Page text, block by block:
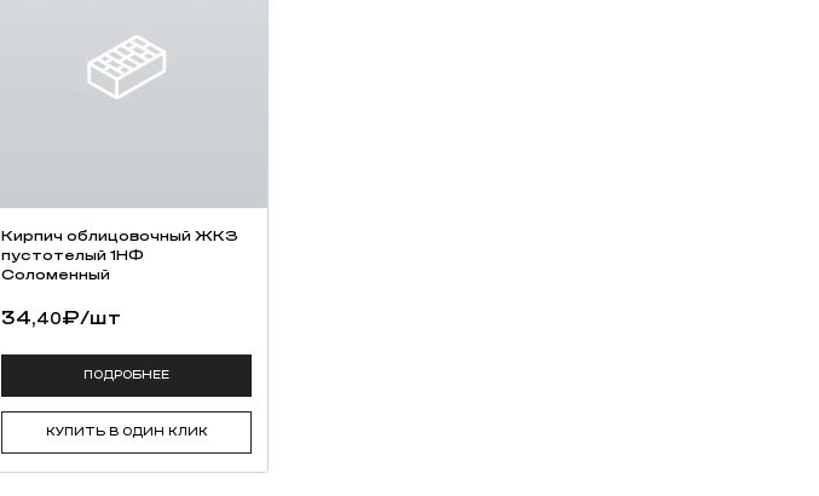
Кирпич облицовочный ЖКЗ
пустотелый 1НФ
Соломенный
34,40₽/шт
ПОДРОБНЕЕ
КУПИТЬ В ОДИН КЛИК